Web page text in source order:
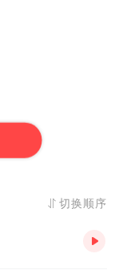
切换顺序